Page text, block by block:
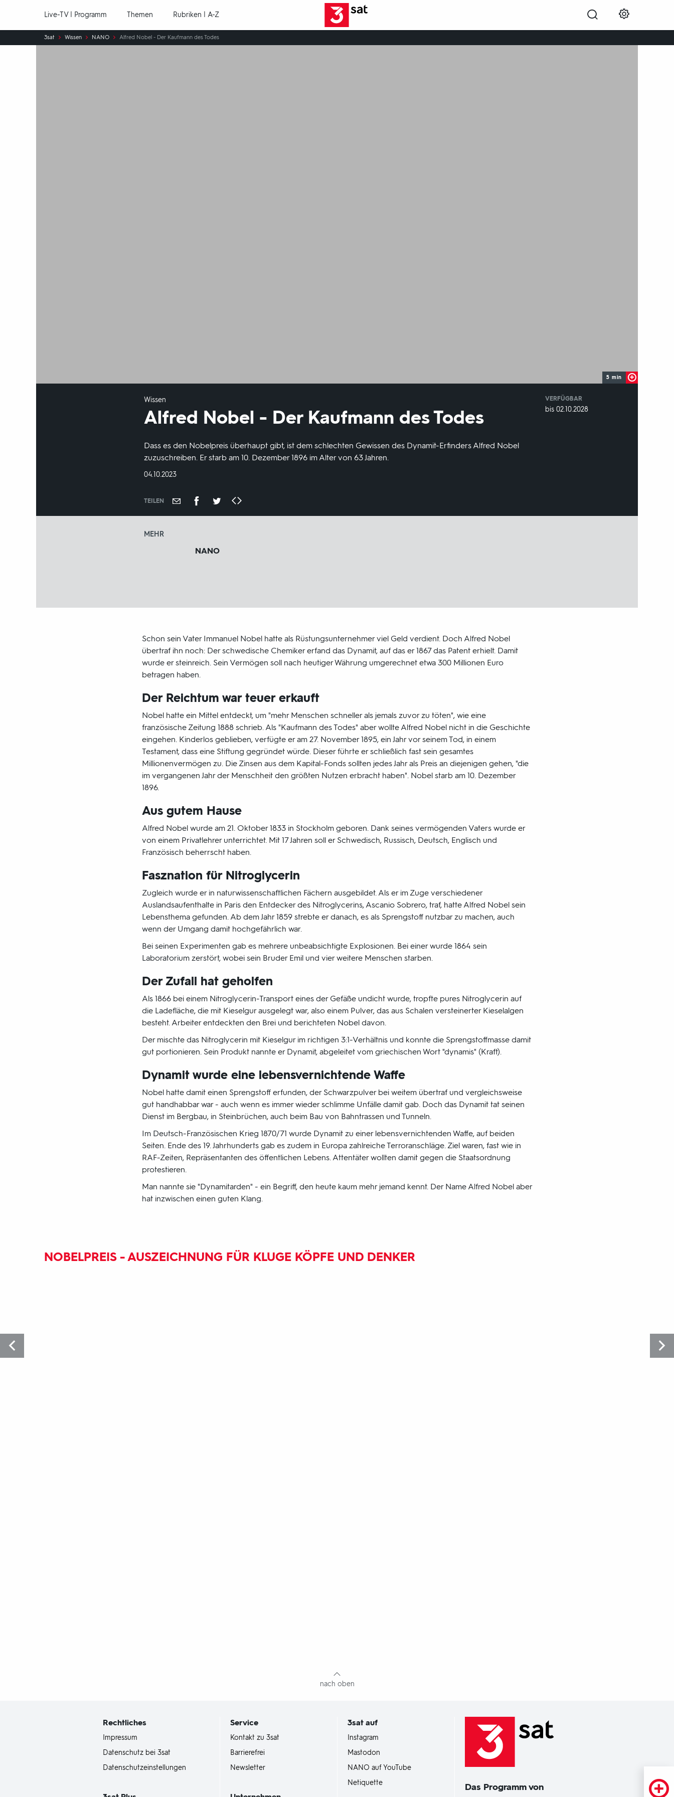
Live-TV | Programm Themen Rubriken | A-Z
Sie
sind
3sat Wissen NANO Alfred Nobel - Der Kaufmann des Todes
5 min
Wissen
Alfred Nobel - Der Kaufmann des Todes
Dass es den Nobelpreis überhaupt gibt, ist dem schlechten Gewissen des Dynamit-Erfinders Alfred Nobel
zuzuschreiben. Er starb am 10. Dezember 1896 im Alter von 63 Jahren.
DATUM:
04.10.2023
TEILEN
VERFÜGBAR
weltweit
VERFÜGBAR
bis 02.10.2028
MEHR
NANO
Schon sein Vater Immanuel Nobel hatte als Rüstungsunternehmer viel Geld verdient. Doch Alfred Nobel
übertraf ihn noch: Der schwedische Chemiker erfand das Dynamit, auf das er 1867 das Patent erhielt. Damit
wurde er steinreich. Sein Vermögen soll nach heutiger Währung umgerechnet etwa 300 Millionen Euro
betragen haben.
Der Reichtum war teuer erkauft
Nobel hatte ein Mittel entdeckt, um "mehr Menschen schneller als jemals zuvor zu töten", wie eine
französische Zeitung 1888 schrieb. Als "Kaufmann des Todes" aber wollte Alfred Nobel nicht in die Geschichte
eingehen. Kinderlos geblieben, verfügte er am 27. November 1895, ein Jahr vor seinem Tod, in einem
Testament, dass eine Stiftung gegründet würde. Dieser führte er schließlich fast sein gesamtes
Millionenvermögen zu. Die Zinsen aus dem Kapital-Fonds sollten jedes Jahr als Preis an diejenigen gehen, "die
im vergangenen Jahr der Menschheit den größten Nutzen erbracht haben". Nobel starb am 10. Dezember
1896.
Aus gutem Hause
Alfred Nobel wurde am 21. Oktober 1833 in Stockholm geboren. Dank seines vermögenden Vaters wurde er
von einem Privatlehrer unterrichtet. Mit 17 Jahren soll er Schwedisch, Russisch, Deutsch, Englisch und
Französisch beherrscht haben.
Fasznation für Nitroglycerin
Zugleich wurde er in naturwissenschaftlichen Fächern ausgebildet. Als er im Zuge verschiedener
Auslandsaufenthalte in Paris den Entdecker des Nitroglycerins, Ascanio Sobrero, traf, hatte Alfred Nobel sein
Lebensthema gefunden. Ab dem Jahr 1859 strebte er danach, es als Sprengstoff nutzbar zu machen, auch
wenn der Umgang damit hochgefährlich war.
Bei seinen Experimenten gab es mehrere unbeabsichtigte Explosionen. Bei einer wurde 1864 sein
Laboratorium zerstört, wobei sein Bruder Emil und vier weitere Menschen starben.
Der Zufall hat geholfen
Als 1866 bei einem Nitroglycerin-Transport eines der Gefäße undicht wurde, tropfte pures Nitroglycerin auf
die Ladefläche, die mit Kieselgur ausgelegt war, also einem Pulver, das aus Schalen versteinerter Kieselalgen
besteht. Arbeiter entdeckten den Brei und berichteten Nobel davon.
Der mischte das Nitroglycerin mit Kieselgur im richtigen 3:1-Verhältnis und konnte die Sprengstoffmasse damit
gut portionieren. Sein Produkt nannte er Dynamit, abgeleitet vom griechischen Wort "dynamis" (Kraft).
Dynamit wurde eine lebensvernichtende Waffe
Nobel hatte damit einen Sprengstoff erfunden, der Schwarzpulver bei weitem übertraf und vergleichsweise
gut handhabbar war - auch wenn es immer wieder schlimme Unfälle damit gab. Doch das Dynamit tat seinen
Dienst im Bergbau, in Steinbrüchen, auch beim Bau von Bahntrassen und Tunneln.
Im Deutsch-Französischen Krieg 1870/71 wurde Dynamit zu einer lebensvernichtenden Waffe, auf beiden
Seiten. Ende des 19. Jahrhunderts gab es zudem in Europa zahlreiche Terroranschläge. Ziel waren, fast wie in
RAF-Zeiten, Repräsentanten des öffentlichen Lebens. Attentäter wollten damit gegen die Staatsordnung
protestieren.
Man nannte sie "Dynamitarden" - ein Begriff, den heute kaum mehr jemand kennt. Der Name Alfred Nobel aber
hat inzwischen einen guten Klang.
NOBELPREIS - AUSZEICHNUNG FÜR KLUGE KÖPFE UND DENKER
nach oben
Rechtliches
Impressum
Datenschutz bei 3sat
Datenschutzeinstellungen
Service
Kontakt zu 3sat
Barrierefrei
Newsletter
3sat auf
Instagram
Mastodon
NANO auf YouTube
Netiquette
Das Programm von